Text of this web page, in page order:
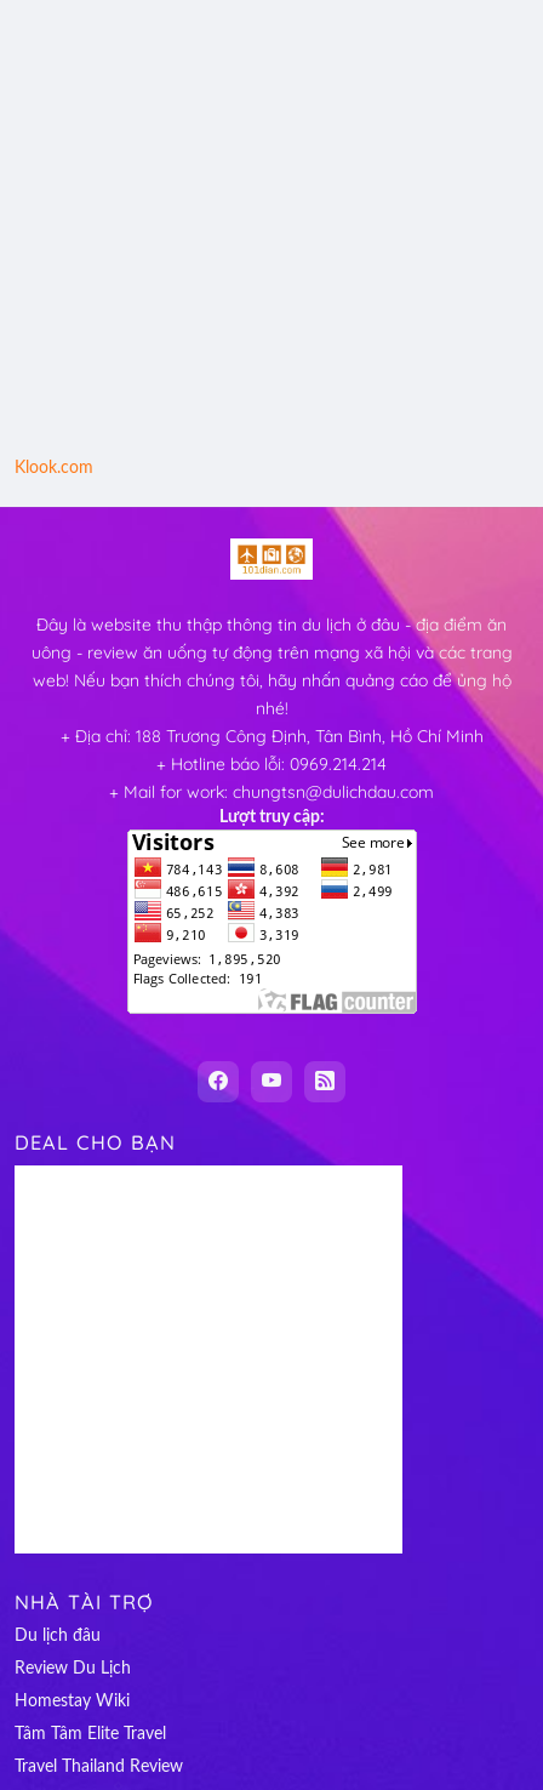
Klook.com
Đây là website thu thập thông tin du lịch ở đâu - địa điểm ăn
uông - review ăn uống tự động trên mạng xã hội và các trang
web! Nếu bạn thích chúng tôi, hãy nhấn quảng cáo để ủng hộ
nhé!
+ Địa chỉ: 188 Trương Công Định, Tân Bình, Hồ Chí Minh
+ Hotline báo lỗi: 0969.214.214
+ Mail for work: chungtsn@dulichdau.com
Lượt truy cập:
DEAL CHO BẠN
NHÀ TÀI TRỢ
Du lịch đâu
Review Du Lịch
Homestay Wiki
Tâm Tâm Elite Travel
Travel Thailand Review